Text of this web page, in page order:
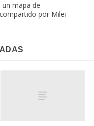
un mapa de
por Milei